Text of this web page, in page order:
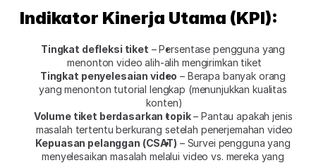
Indikator Kinerja Utama (KPI):
Tingkat defleksi tiket – Persentase pengguna yang
menonton video alih-alih mengirimkan tiket
Tingkat penyelesaian video – Berapa banyak orang
yang menonton tutorial lengkap (menunjukkan kualitas
konten)
Volume tiket berdasarkan topik – Pantau apakah jenis
masalah tertentu berkurang setelah penerjemahan video
Kepuasan pelanggan (CSAT) – Survei pengguna yang
menyelesaikan masalah melalui video vs. mereka yang